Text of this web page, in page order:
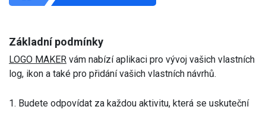
Základní podmínky
LOGO MAKER vám nabízí aplikaci pro vývoj vašich vlastních
log, ikon a také pro přidání vašich vlastních návrhů.
Budete odpovídat za každou aktivitu, která se uskuteční